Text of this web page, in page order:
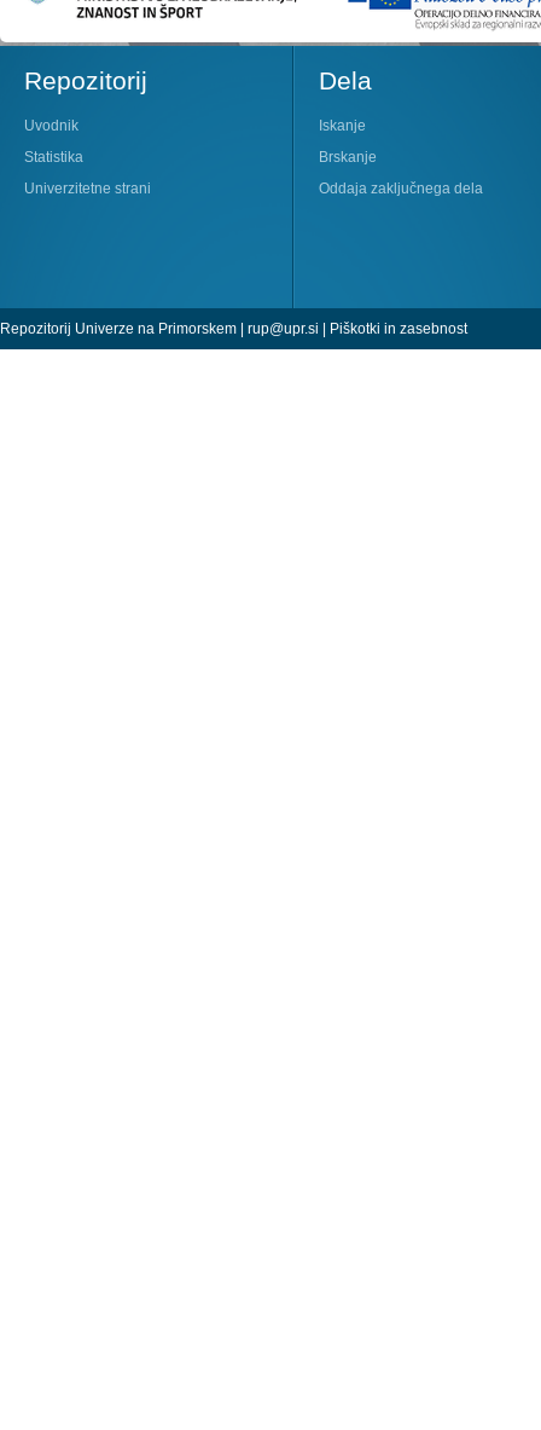
Repozitorij
Uvodnik
Statistika
Univerzitetne strani
Dela
Iskanje
Brskanje
Oddaja zaključnega dela
Repozitorij Univerze na Primorskem | rup@upr.si | Piškotki in zasebnost